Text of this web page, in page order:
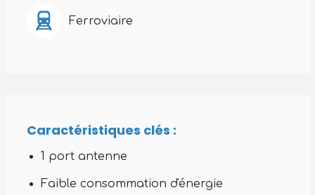
Ferroviaire
Caractéristiques clés :
1 port antenne
Faible consommation d'énergie